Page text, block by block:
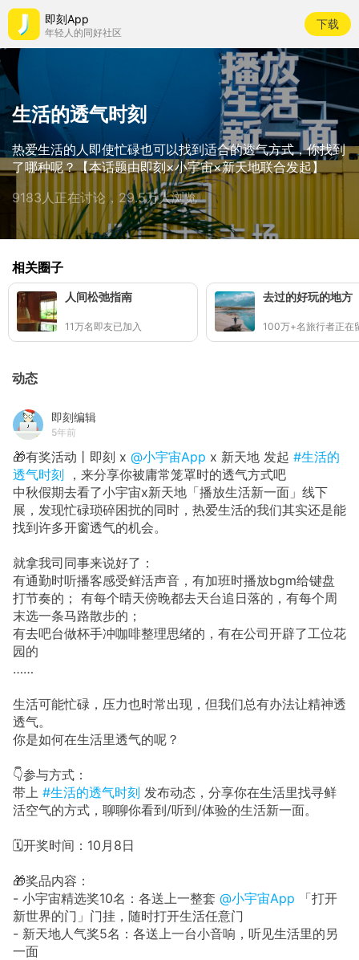
即刻App
年轻人的同好社区
下载
生活的透气时刻
热爱生活的人即使忙碌也可以找到适合的透气方式，你找到
了哪种呢？【本话题由即刻×小宇宙×新天地联合发起】
9183人正在讨论，29.5万人浏览
相关圈子
人间松弛指南
11万名即友已加入
去过的好玩的地方
动态
即刻编辑
5年前
🎁有奖活动丨即刻 x @小宇宙App x 新天地 发起 #生活的
透气时刻
，来分享你被庸常笼罩时的透气方式吧
中秋假期去看了小宇宙x新天地「播放生活新一面」线下
展，发现忙碌琐碎困扰的同时，热爱生活的我们其实还是能
找到许多开窗透气的机会。
就拿我司同事来说好了：
有通勤时听播客感受鲜活声音，有加班时播放bgm给键盘
打节奏的； 有每个晴天傍晚都去天台追日落的，有每个周
末选一条马路散步的；
有去吧台做杯手冲咖啡整理思绪的，有在公司开辟了工位花
园的
……
生活可能忙碌，压力也时常出现，但我们总有办法让精神透
透气。
你是如何在生活里透气的呢？
👇参与方式：
带上 #生活的透气时刻 发布动态，分享你在生活里找寻鲜
活空气的方式，聊聊你看到/听到/体验的生活新一面。
🗓开奖时间：10月8日
🎁奖品内容：
- 小宇宙精选奖10名：各送上一整套 @小宇宙App
「打开
新世界的门」门挂，随时打开生活任意门
- 新天地人气奖5名：各送上一台小音响，听见生活里的另
一面